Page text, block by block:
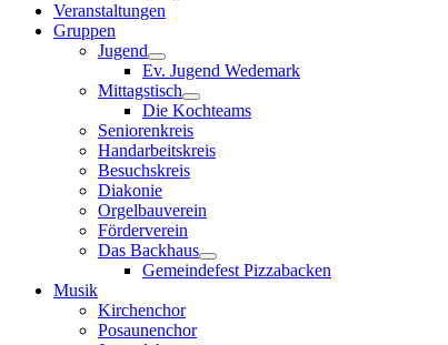
Veranstaltungen
Gruppen
Jugend
Ev. Jugend Wedemark
Mittagstisch
Die Kochteams
Seniorenkreis
Handarbeitskreis
Besuchskreis
Diakonie
Orgelbauverein
Förderverein
Das Backhaus
Gemeindefest Pizzabacken
Musik
Kirchenchor
Posaunenchor